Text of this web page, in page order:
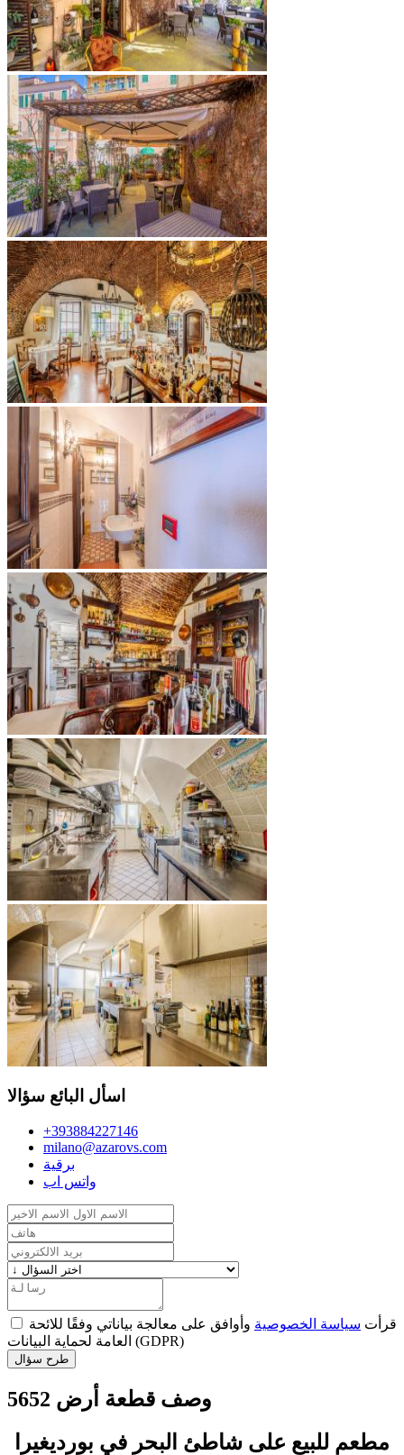
اسأل البائع سؤالا
+393884227146
milano@azarovs.com
برقية
واتس اب
قرأت سياسة الخصوصية وأوافق على معالجة بياناتي وفقًا للائحة
العامة لحماية البيانات (GDPR)
طرح سؤال
وصف قطعة أرض 5652
مطعم للبيع على شاطئ البحر في بورديغيرا